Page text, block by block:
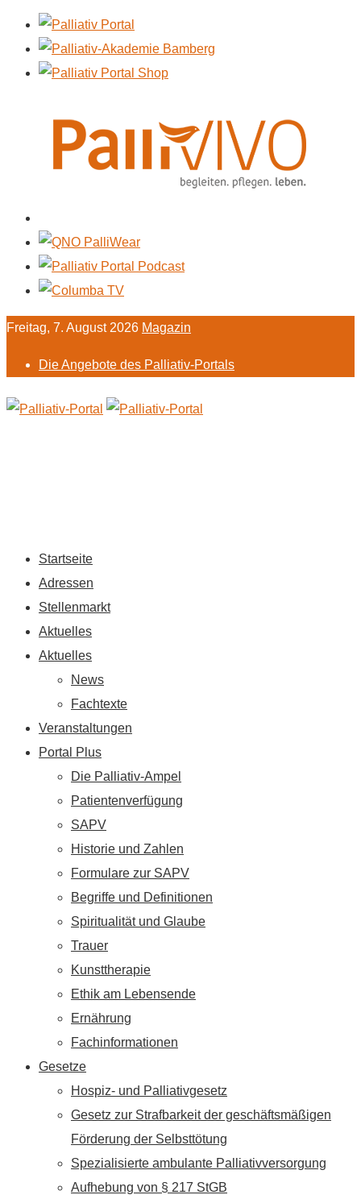
Freitag, 7. August 2026 Magazin
Die Angebote des Palliativ-Portals
Startseite
Adressen
Stellenmarkt
Aktuelles
Aktuelles
News
Fachtexte
Veranstaltungen
Portal Plus
Die Palliativ-Ampel
Patientenverfügung
SAPV
Historie und Zahlen
Formulare zur SAPV
Begriffe und Definitionen
Spiritualität und Glaube
Trauer
Kunsttherapie
Ethik am Lebensende
Ernährung
Fachinformationen
Gesetze
Hospiz- und Palliativgesetz
Gesetz zur Strafbarkeit der geschäftsmäßigen
Förderung der Selbsttötung
Spezialisierte ambulante Palliativversorgung
Aufhebung von § 217 StGB